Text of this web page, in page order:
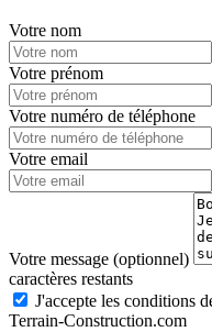
Votre nom
Votre prénom
Votre numéro de téléphone
Votre email
Votre message (optionnel)
caractères restants
J'accepte les conditions
Terrain-Construction.com